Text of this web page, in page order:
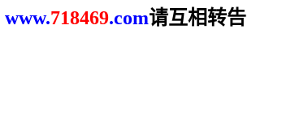
www.718469.com请互相转告